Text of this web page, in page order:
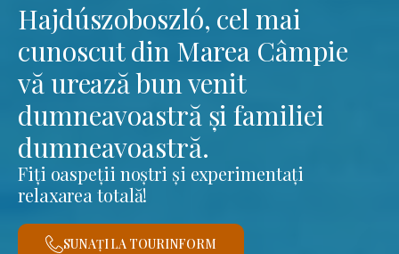
Hajdúszoboszló, cel mai
cunoscut din Marea Câmpie
vă urează bun venit
dumneavoastră și familiei
dumneavoastră.
Fiți oaspeții noștri și experimentați
relaxarea totală!
SUNAȚI LA TOURINFORM